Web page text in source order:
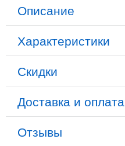
Описание
Характеристики
Скидки
Доставка и оплата
Отзывы